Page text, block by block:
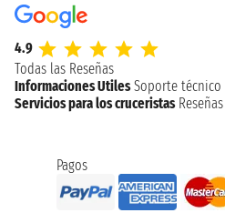
4.9
Todas las Reseñas
Informaciones Utiles Soporte técnico
Servicios para los cruceristas
Pagos